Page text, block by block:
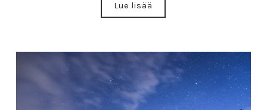
Lue lisää